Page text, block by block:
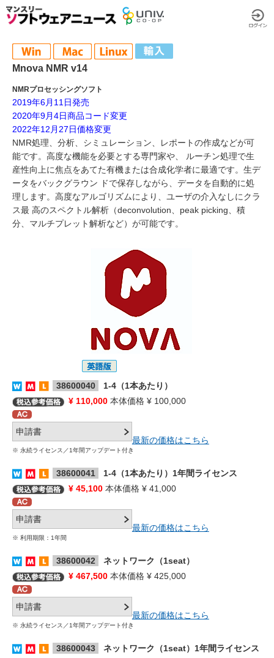
Mnova NMR v14
NMRプロセッシングソフト
2019年6月11日発売
2020年9月4日商品コード変更
2022年12月27日価格変更
NMR処理、分析、シミュレーション、レポートの作成などが可
能です。高度な機能を必要とする専門家や、 ルーチン処理で生
産性向上に焦点をあてた有機または合成化学者に最適です。生デ
ータをバックグラウン ドで保存しながら、データを自動的に処
理します。高度なアルゴリズムにより、ユーザの介入なしにクラ
ス最 高のスペクトル解析（deconvolution、peak picking、積
分、マルチプレット解析など）が可能です。
38600040
1-4（1本あたり）
¥ 110,000 本体価格 ¥ 100,000
最新の価格はこちら
※ 永続ライセンス／1年間アップデート付き
38600041
1-4（1本あたり）1年間ライセンス
¥ 45,100 本体価格 ¥ 41,000
最新の価格はこちら
※ 利用期限：1年間
38600042
ネットワーク（1seat）
¥ 467,500 本体価格 ¥ 425,000
最新の価格はこちら
※ 永続ライセンス／1年間アップデート付き
38600043
ネットワーク（1seat）1年間ライセンス